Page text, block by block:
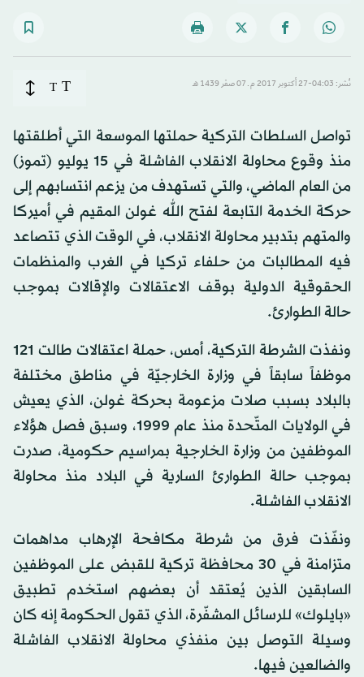
نُشر: 04:03-27 أكتوبر 2017 م ـ 07 صفَر 1439 هـ T
T
تواصل السلطات التركية حملتها الموسعة التي أطلقتها
منذ وقوع محاولة الانقلاب الفاشلة في 15 يوليو (تموز)
من العام الماضي، والتي تستهدف من يزعم انتسابهم إلى
حركة الخدمة التابعة لفتح الله غولن المقيم في أميركا
والمتهم بتدبير محاولة الانقلاب، في الوقت الذي تتصاعد
فيه المطالبات من حلفاء تركيا في الغرب والمنظمات
الحقوقية الدولية بوقف الاعتقالات والإقالات بموجب
حالة الطوارئ.
ونفذت الشرطة التركية، أمس، حملة اعتقالات طالت 121
موظفاً سابقاً في وزارة الخارجيّة في مناطق مختلفة
بالبلاد بسبب صلات مزعومة بحركة غولن، الذي يعيش
في الولايات المتّحدة منذ عام 1999، وسبق فصل هؤلاء
الموظفين من وزارة الخارجية بمراسيم حكومية، صدرت
بموجب حالة الطوارئ السارية في البلاد منذ محاولة
الانقلاب الفاشلة.
ونفّذت فرق من شرطة مكافحة الإرهاب مداهمات
متزامنة في 30 محافظة تركية للقبض على الموظفين
السابقين الذين يُعتقد أن بعضهم استخدم تطبيق
«بايلوك» للرسائل المشفّرة، الذي تقول الحكومة إنه كان
وسيلة التوصل بين منفذي محاولة الانقلاب الفاشلة
والضالعين فيها.